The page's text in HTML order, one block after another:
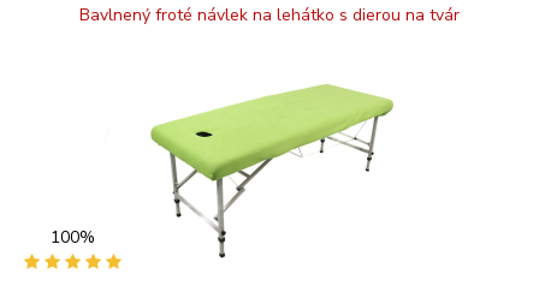
Bavlnený froté návlek na lehátko s dierou na tvár
100%